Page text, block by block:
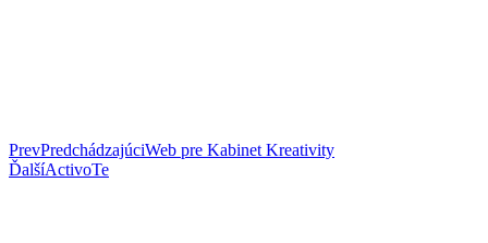
PrevPredchádzajúciWeb pre Kabinet Kreativity
ĎalšíActivoTe